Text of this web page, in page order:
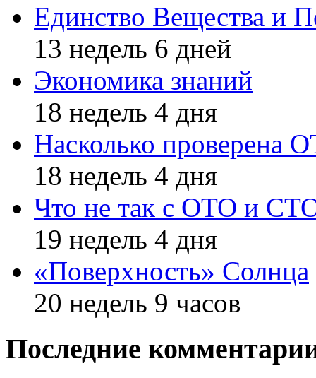
Единство Вещества и
13 недель 6 дней
Экономика знаний
18 недель 4 дня
Насколько проверена
18 недель 4 дня
Что не так с ОТО и
19 недель 4 дня
«Поверхность» Солнца
20 недель 9 часов
Последние